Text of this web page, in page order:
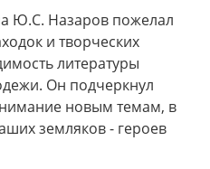
Ю.С. Назаров пожелал
и творческих
литературы
Он подчеркнул
новым темам, в
земляков - героев